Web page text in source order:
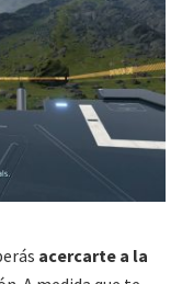
acercarte a la